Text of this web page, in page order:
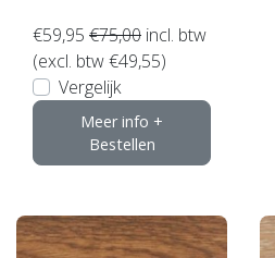
€59,95 €75,00 incl. btw
(excl. btw €49,55)
Vergelijk
Meer info +
Bestellen